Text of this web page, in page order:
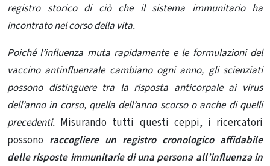
registro storico di ciò che il sistema immunitario ha
incontrato nel corso della vita.
Poiché l’influenza muta rapidamente e le formulazioni del
vaccino antinfluenzale cambiano ogni anno, gli scienziati
possono distinguere tra la risposta anticorpale ai virus
dell’anno in corso, quella dell’anno scorso o anche di quelli
precedenti. Misurando tutti questi ceppi, i ricercatori
possono raccogliere un registro cronologico affidabile
delle risposte immunitarie di una persona all’influenza in